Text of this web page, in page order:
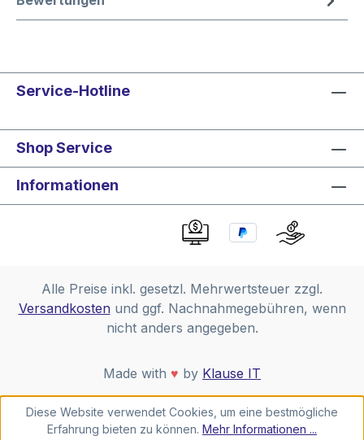
Service-Hotline
Shop Service
Informationen
Alle Preise inkl. gesetzl. Mehrwertsteuer zzgl.
Versandkostenund ggf. Nachnahmegebühren, wenn
nicht anders angegeben.
Made with ♥ by Klause IT
Diese Website verwendet Cookies, um eine bestmögliche
Erfahrung bieten zu können. Mehr Informationen ...